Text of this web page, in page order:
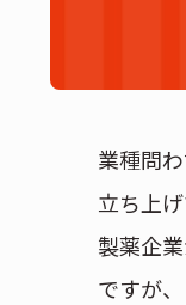
業種問
立ち上
製薬企
ですが